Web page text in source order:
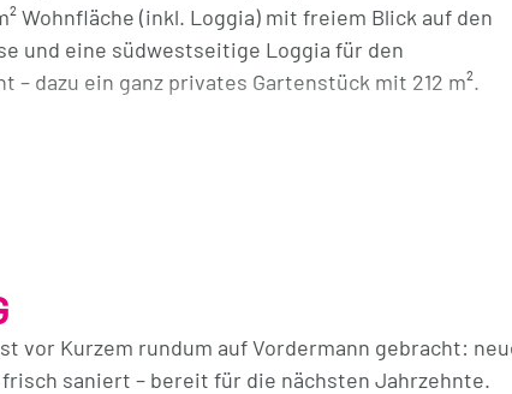
Wohnfläche (inkl. Loggia) mit freiem Blick auf den
und eine südwestseitige Loggia für den
– dazu ein ganz privates Gartenstück mit 212 m².
vor – plus ein Extra-Zimmer direkt beim Eingang,
oder Atelier.
vor Kurzem rundum auf Vordermann gebracht:
frisch saniert – bereit für die nächsten Jahrzehnte.